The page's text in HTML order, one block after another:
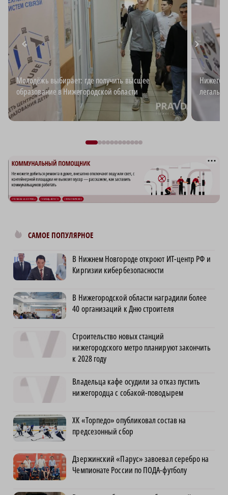
Молодёжь выбирает: где получить высшее
образование в Нижегородской области
САМОЕ ПОПУЛЯРНОЕ
В Нижнем Новгороде откроют ИТ-центр РФ и
Киргизии кибербезопасности
В Нижегородской области наградили более
40 организаций к Дню строителя
Строительство новых станций
нижегородского метро планируют закончить
к 2028 году
Владельца кафе осудили за отказ пустить
нижегородца с собакой-поводырем
ХК «Торпедо» опубликовал состав на
предсезонный сбор
Дзержинский «Парус» завоевал серебро на
Чемпионате России по ПОДА-футболу